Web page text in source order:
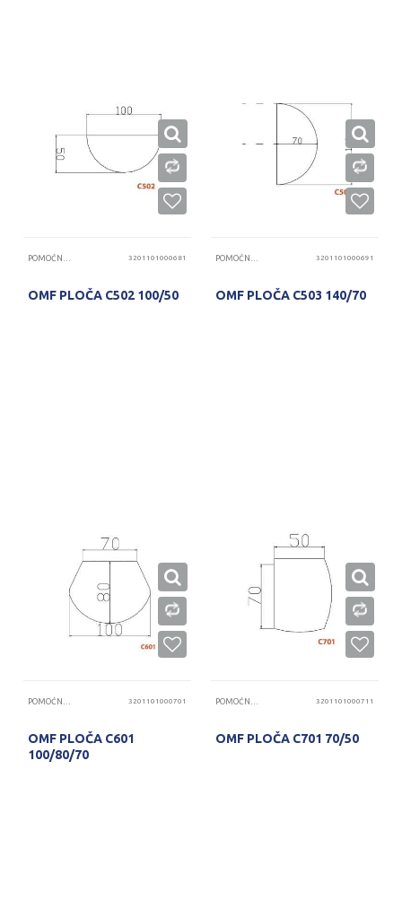
POMOĆNE PLOČE 3201101000681
OMF PLOČA C502 100/50
POMOĆNE PLOČE 3201101000691
OMF PLOČA C503 140/70
POMOĆNE PLOČE 3201101000701
OMF PLOČA C601
100/80/70
POMOĆNE PLOČE 3201101000711
OMF PLOČA C701 70/50